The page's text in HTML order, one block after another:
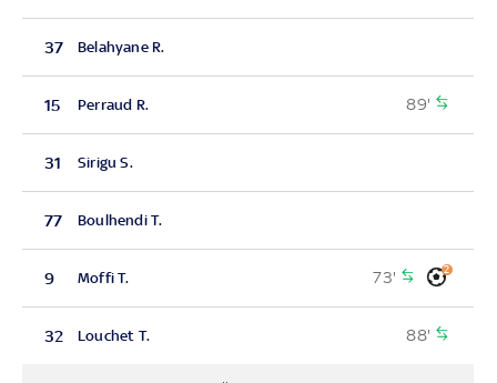
37 Belahyane R.
15 Perraud R. 89'
31 Sirigu S.
77 Boulhendi T.
9 Moffi T. 73' 2
32 Louchet T. 88'